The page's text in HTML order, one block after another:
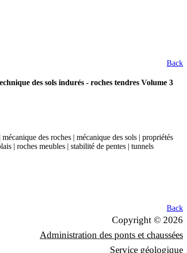
Back
des sols indurés - roches tendres Volume 3
des roches | mécanique des sols | propriétés
| roches meubles | stabilité de pentes | tunnels
Back
Copyright © 2026
Administration des ponts et chaussées
Service géologique